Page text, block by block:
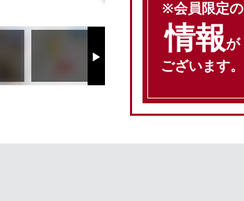
Next
※会員限定の
情報が
ございます。